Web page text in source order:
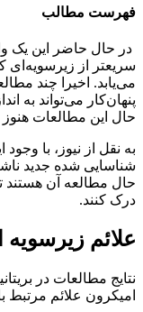
فهرست مطالب
می‌یابد. اخیرا چند
پنهان‌کار می‌تواند به
حال این مطالعات
به نقل از نیوز، با
شناسایی شده جدید
حال مطالعه آن هستند
درک کنند.
علائم
نتایج مطالعات در
امیکرون علائم مرتبط